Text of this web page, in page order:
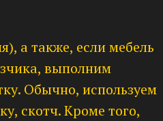
а также, если мебель
выполним
Обычно, используем
скотч. Кроме того,